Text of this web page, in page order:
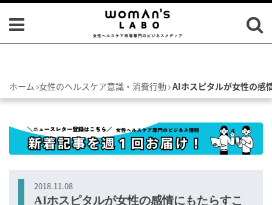
ホーム 女性のヘルスケア意識・消費行動 AIホスピタルが女性の感
2018.11.08
AIホスピタルが女性の感情にもたらすこ